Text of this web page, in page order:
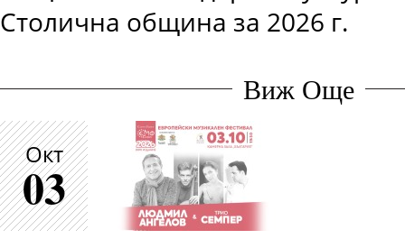
Столична община за 2026 г.
Виж Още
Окт
03